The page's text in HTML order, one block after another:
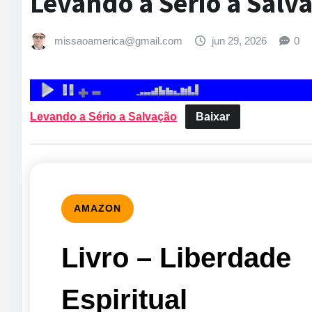
missaoamerica@gmail.com jun 29, 2026 0
Levando a Sério a Salvação Baixar
AMAZON
Livro – Liberdade
Espiritual